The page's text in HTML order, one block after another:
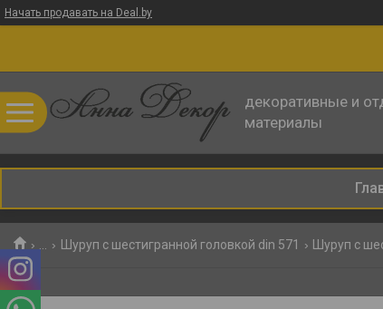
Начать продавать на Deal.by
декоративные и
материалы
Шуруп с шестигранной головкой din 571 Шуруп с